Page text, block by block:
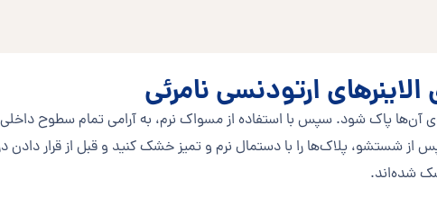
ارتودنسی نامرئی
آن‌ها پاک شود. سپس با استفاده از مسواک نرم، به آرامی تمام سطوح
شستشو، پلاک‌ها را با دستمال نرم و تمیز خشک کنید و قبل از قرار دادن
شده‌اند.